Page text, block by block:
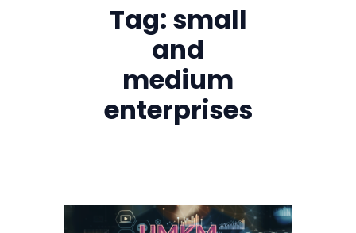
Tag: small
and
medium
enterprises